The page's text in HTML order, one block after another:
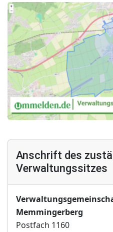
Anschrift des
Verwaltungssitzes
Memmingerberg
Postfach 1160